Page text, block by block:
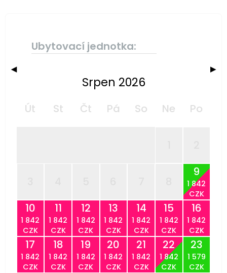
Ubytovací jednotka:
◀ ▶
Srpen 2026
Út St Čt Pá So Ne Po
9
1 842
CZK
10
1 842
CZK
11
1 842
CZK
12
1 842
CZK
13
1 842
CZK
14
1 842
CZK
15
1 842
CZK
16
1 842
CZK
17
1 842
CZK
18
1 842
CZK
19
1 842
CZK
20
1 842
CZK
21
1 842
CZK
22
1 842
CZK
23
1 579
CZK